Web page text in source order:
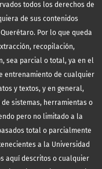
todos los derechos de
de sus contenidos
Por lo que queda
recopilación,
sea parcial o total, ya en el
entrenamiento de cualquier
y textos, y en general,
sistemas, herramientas o
pero no limitado a la
total o parcialmente
a la Universidad
aquí descritos o cualquier